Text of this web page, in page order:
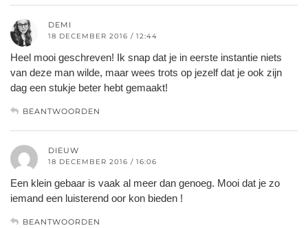
DEMI
18 DECEMBER 2016 / 12:44
Heel mooi geschreven! Ik snap dat je in eerste instantie niets
van deze man wilde, maar wees trots op jezelf dat je ook zijn
dag een stukje beter hebt gemaakt!
BEANTWOORDEN
DIEUW
18 DECEMBER 2016 / 16:06
Een klein gebaar is vaak al meer dan genoeg. Mooi dat je zo
iemand een luisterend oor kon bieden !
BEANTWOORDEN